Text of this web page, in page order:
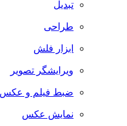
تبدیل
طراحی
ابزار فلش
ویرایشگر تصویر
ضبط فيلم و عكس
نمایش عکس